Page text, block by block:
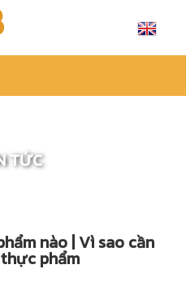
TỨC
nào | Vì sao cần
phẩm